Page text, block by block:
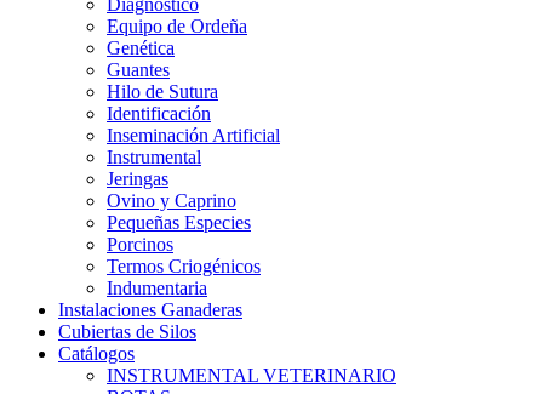
Diagnóstico
Equipo de Ordeña
Genética
Guantes
Hilo de Sutura
Identificación
Inseminación Artificial
Instrumental
Jeringas
Ovino y Caprino
Pequeñas Especies
Porcinos
Termos Criogénicos
Indumentaria
Instalaciones Ganaderas
Cubiertas de Silos
Catálogos
INSTRUMENTAL VETERINARIO